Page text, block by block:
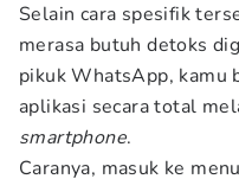
Selain cara spesifik
merasa butuh detoks
pikuk WhatsApp, kamu
aplikasi secara total
smartphone.
Caranya, masuk ke